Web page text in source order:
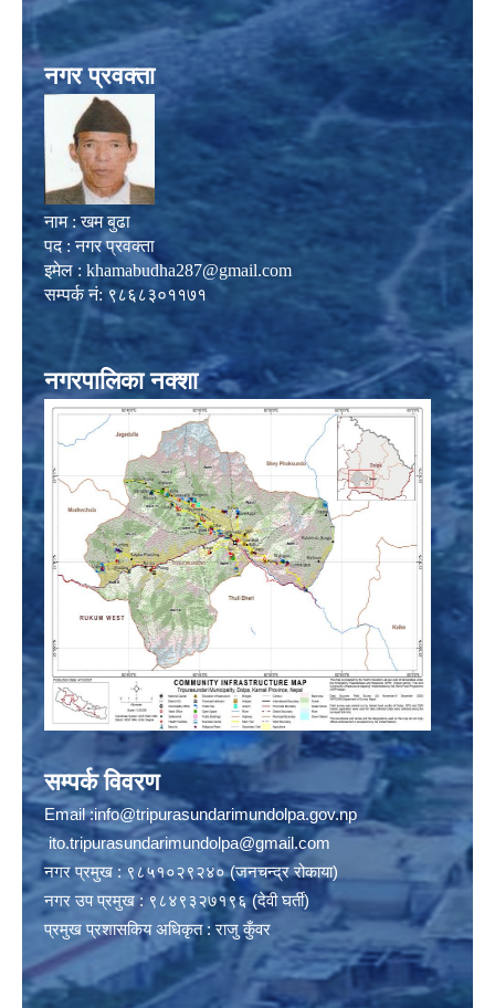
नगर प्रवक्ता
नाम : खम बुढा
पद : नगर प्रवक्ता
इमेल : khamabudha287@gmail.com
सम्पर्क नं: ९८६८३०११७१
नगरपालिका नक्शा
सम्पर्क विवरण
Email :info@tripurasundarimundolpa.gov.np
ito.tripurasundarimundolpa@gmail.com
नगर प्रमुख : ९८५१०२९२४० (जनचन्द्र रोकाया)
नगर उप प्रमुख : ९८४९३२७१९६ (देवी घर्ती)
प्रमुख प्रशासकिय अधिकृत : राजु कुँवर